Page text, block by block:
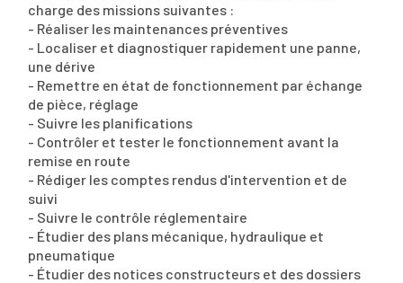
charge des missions suivantes :
- Réaliser les maintenances préventives
- Localiser et diagnostiquer rapidement une panne,
une dérive
- Remettre en état de fonctionnement par échange
de pièce, réglage
- Suivre les planifications
- Contrôler et tester le fonctionnement avant la
remise en route
- Rédiger les comptes rendus d'intervention et de
suivi
- Suivre le contrôle réglementaire
- Étudier des plans mécanique, hydraulique et
pneumatique
- Étudier des notices constructeurs et des dossiers